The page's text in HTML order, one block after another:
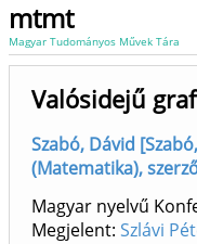
mtmt
Magyar Tudományos Művek Tára
Valósidejű
Szabó, Dávid
(Matematika),
Magyar nyelvű
Megjelent: Szlávi